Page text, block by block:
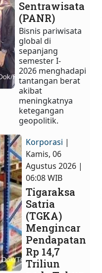
Sentrawisata
(PANR)
Bisnis pariwisata
global di
sepanjang
semester I-
2026 menghadapi
tantangan berat
akibat
meningkatnya
ketegangan
geopolitik.
Korporasi |
Kamis, 06
Agustus 2026 |
06:08 WIB
Tigaraksa
Satria
(TGKA)
Mengincar
Pendapatan
Rp 14,7
Triliun